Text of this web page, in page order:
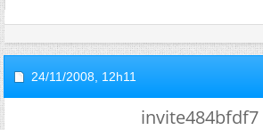
24/11/2008, 12h11
invite484bfdf7